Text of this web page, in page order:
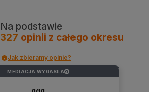
Na podstawie
327 opinii z całego okresu
Jak zbieramy opinie?
MEDIACJA WYGASŁA ?